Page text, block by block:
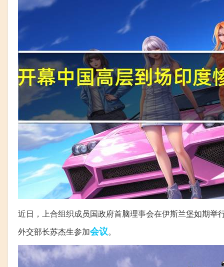
近日，上合组织成员国政府首脑理事会在伊斯兰堡如期举
外交部长苏杰生参加会议。